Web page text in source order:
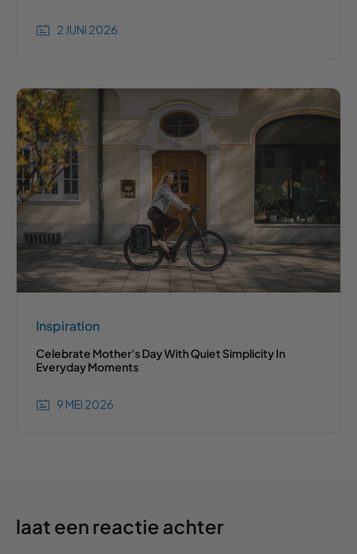
2 JUNI 2026
Inspiration
Celebrate Mother's Day With Quiet Simplicity In
Everyday Moments
9 MEI 2026
laat een reactie achter